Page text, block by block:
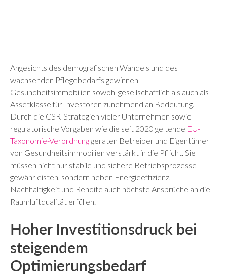
Angesichts des demografischen Wandels und des
wachsenden Pflegebedarfs gewinnen
Gesundheitsimmobilien sowohl gesellschaftlich als auch als
Assetklasse für Investoren zunehmend an Bedeutung.
Durch die CSR-Strategien vieler Unternehmen sowie
regulatorische Vorgaben wie die seit 2020 geltende EU-
Taxonomie-Verordnunggeraten Betreiber und Eigentümer
von Gesundheitsimmobilien verstärkt in die Pflicht. Sie
müssen nicht nur stabile und sichere Betriebsprozesse
gewährleisten, sondern neben Energieeffizienz,
Nachhaltigkeit und Rendite auch höchste Ansprüche an die
Raumluftqualität erfüllen.
Hoher Investitionsdruck bei
steigendem
Optimierungsbedarf